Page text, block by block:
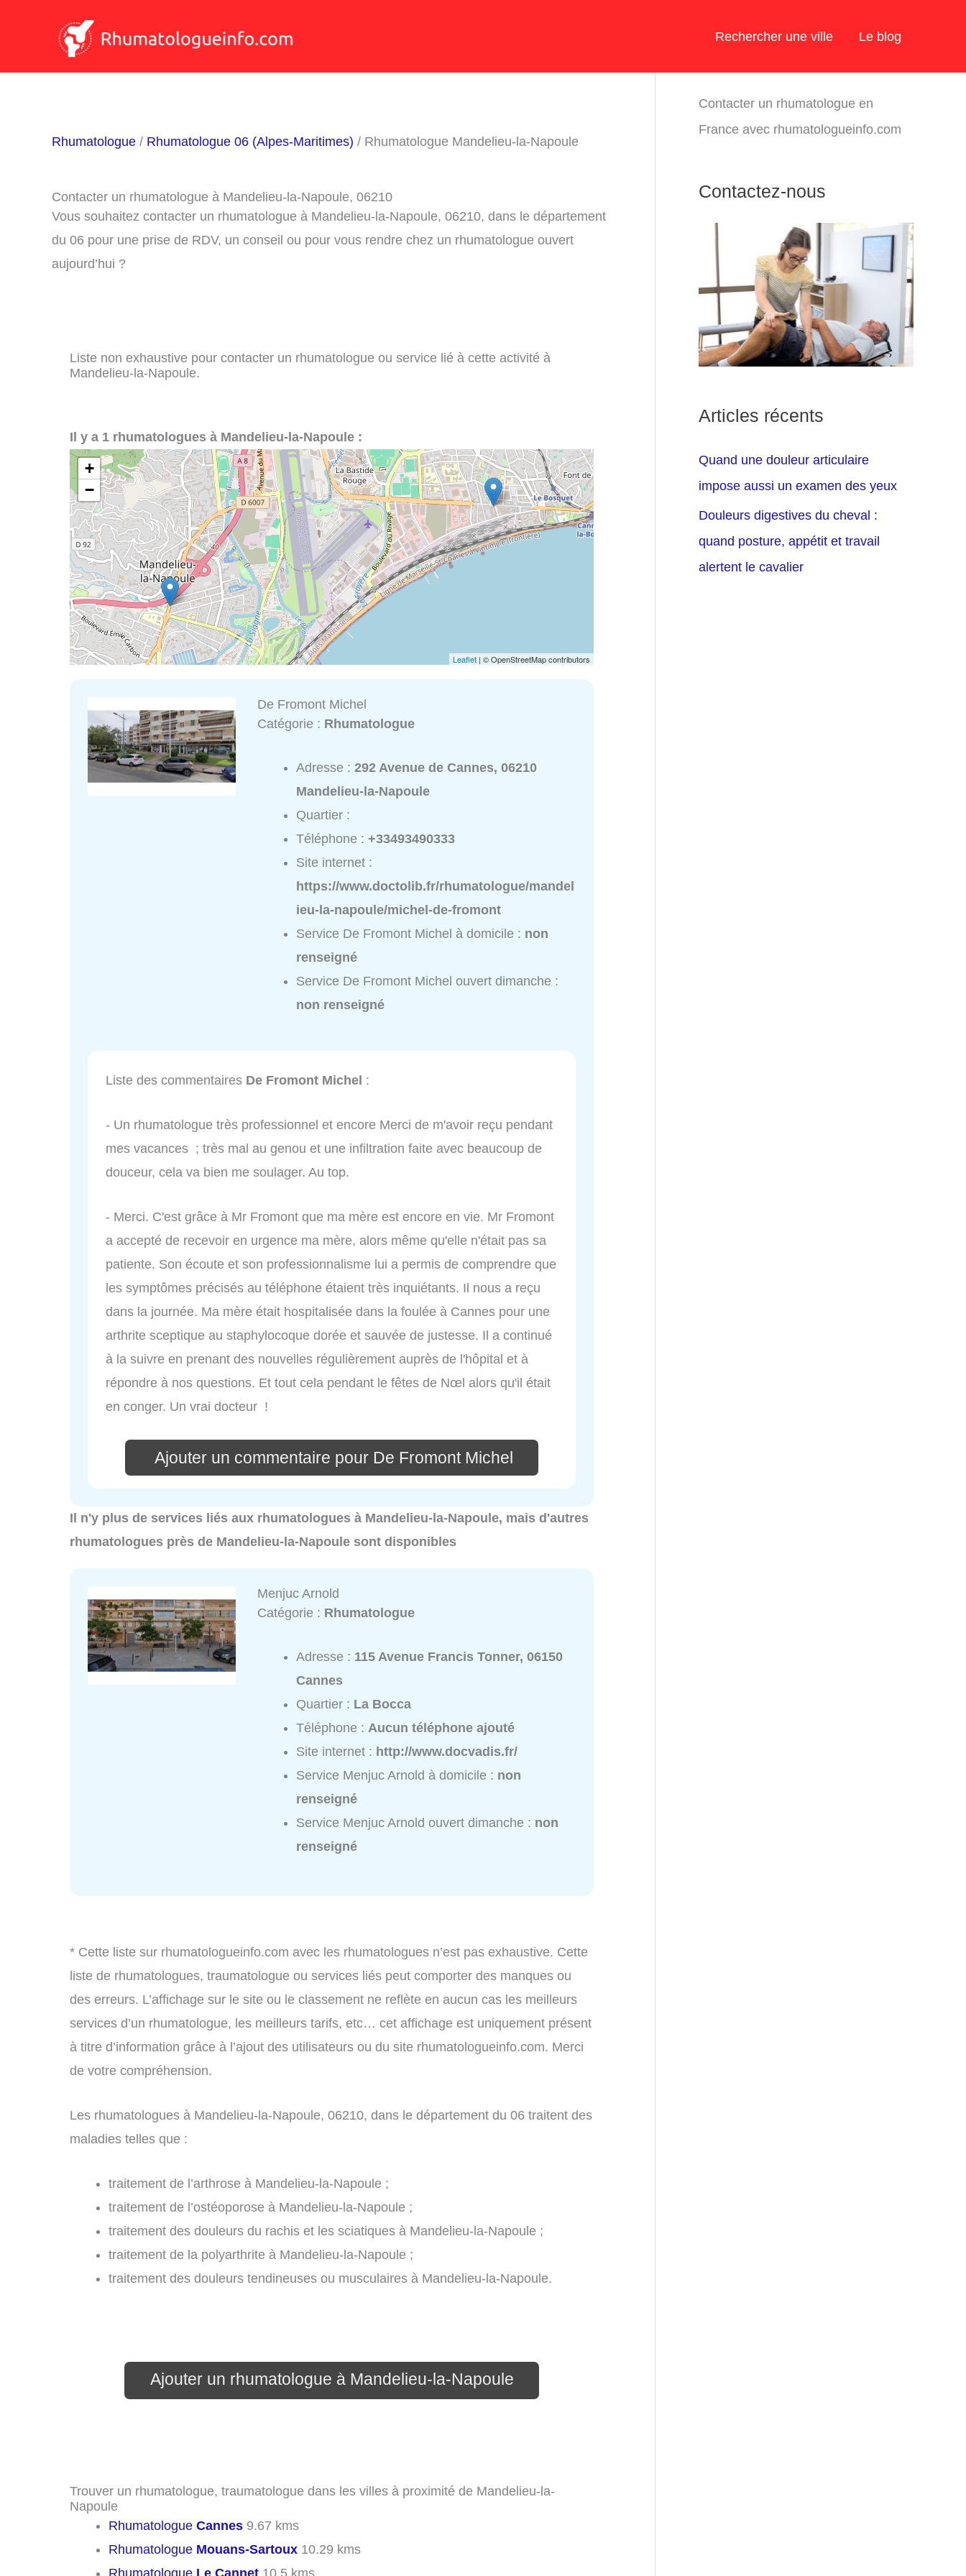
Rechercher une ville Le blog
Rhumatologue / Rhumatologue 06 (Alpes-Maritimes) / Rhumatologue Mandelieu-la-Napoule
Contacter un rhumatologue à Mandelieu-la-Napoule, 06210
Vous souhaitez contacter un rhumatologue à Mandelieu-la-Napoule, 06210, dans le département
du 06 pour une prise de RDV, un conseil ou pour vous rendre chez un rhumatologue ouvert
aujourd’hui ?
Liste non exhaustive pour contacter un rhumatologue ou service lié à cette activité à
Mandelieu-la-Napoule.
Il y a 1 rhumatologues à Mandelieu-la-Napoule :
+
−
Leaflet | © OpenStreetMap contributors
De Fromont Michel
Catégorie : Rhumatologue
Adresse :292 Avenue de Cannes, 06210
Mandelieu-la-Napoule
Quartier :
Téléphone :+33493490333
Site internet :
https://www.doctolib.fr/rhumatologue/mandel
ieu-la-napoule/michel-de-fromont
Service De Fromont Michel à domicile : non
renseigné
Service De Fromont Michel ouvert dimanche :
non renseigné
Liste des commentaires De Fromont Michel :
- Un rhumatologue très professionnel et encore Merci de m'avoir reçu pendant
mes vacances ; très mal au genou et une infiltration faite avec beaucoup de
douceur, cela va bien me soulager. Au top.
- Merci. C'est grâce à Mr Fromont que ma mère est encore en vie. Mr Fromont
a accepté de recevoir en urgence ma mère, alors même qu'elle n'était pas sa
patiente. Son écoute et son professionnalisme lui a permis de comprendre que
les symptômes précisés au téléphone étaient très inquiétants. Il nous a reçu
dans la journée. Ma mère était hospitalisée dans la foulée à Cannes pour une
arthrite sceptique au staphylocoque dorée et sauvée de justesse. Il a continué
à la suivre en prenant des nouvelles régulièrement auprès de l'hôpital et à
répondre à nos questions. Et tout cela pendant le fêtes de Nœl alors qu'il était
en conger. Un vrai docteur !
Ajouter un commentaire pour De Fromont Michel
Il n'y plus de services liés aux rhumatologues à Mandelieu-la-Napoule, mais d'autres
rhumatologues près de Mandelieu-la-Napoule sont disponibles
Menjuc Arnold
Catégorie : Rhumatologue
Adresse : 115 Avenue Francis Tonner, 06150
Cannes
Quartier : La Bocca
Téléphone :Aucun téléphone ajouté
Site internet : http://www.docvadis.fr/
Service Menjuc Arnold à domicile : non
renseigné
Service Menjuc Arnold ouvert dimanche : non
renseigné
* Cette liste sur rhumatologueinfo.com avec les rhumatologues n’est pas exhaustive. Cette
liste de rhumatologues, traumatologue ou services liés peut comporter des manques ou
des erreurs. L’affichage sur le site ou le classement ne reflète en aucun cas les meilleurs
services d’un rhumatologue, les meilleurs tarifs, etc… cet affichage est uniquement présent
à titre d’information grâce à l’ajout des utilisateurs ou du site rhumatologueinfo.com. Merci
de votre compréhension.
Les rhumatologues à Mandelieu-la-Napoule, 06210, dans le département du 06 traitent des
maladies telles que :
traitement de l’arthrose à Mandelieu-la-Napoule ;
traitement de l’ostéoporose à Mandelieu-la-Napoule ;
traitement des douleurs du rachis et les sciatiques à Mandelieu-la-Napoule ;
traitement de la polyarthrite à Mandelieu-la-Napoule ;
traitement des douleurs tendineuses ou musculaires à Mandelieu-la-Napoule.
Ajouter un rhumatologue à Mandelieu-la-Napoule
Trouver un rhumatologue, traumatologue dans les villes à proximité de Mandelieu-la-
Napoule
Rhumatologue Cannes 9.67 kms
Rhumatologue Mouans-Sartoux 10.29 kms
Rhumatologue Le Cannet 10.5 kms
Contacter un rhumatologue en
France avec rhumatologueinfo.com
Contactez-nous
Articles récents
Quand une douleur articulaire
impose aussi un examen des yeux
Douleurs digestives du cheval :
quand posture, appétit et travail
alertent le cavalier